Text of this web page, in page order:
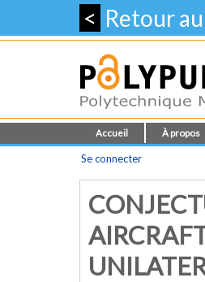
< Retour
Accueil À propos
Se connecter